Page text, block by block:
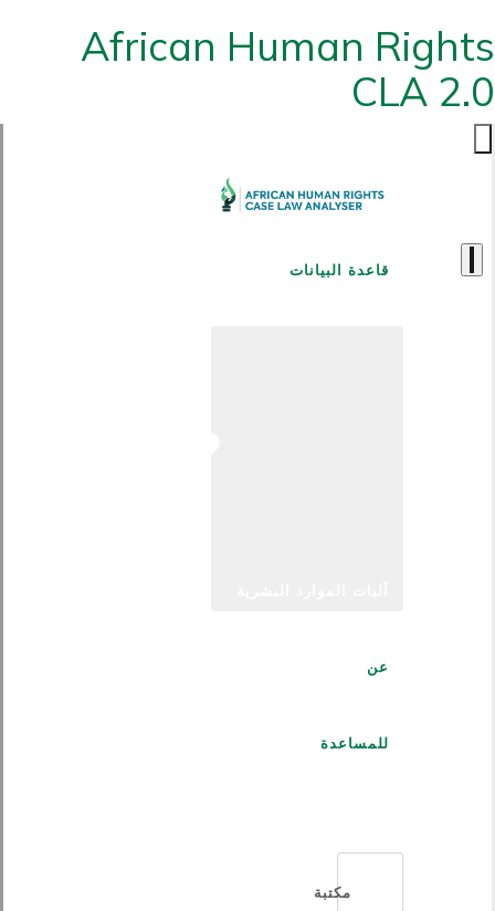
African Human Rights
CLA 2.0
قاعدة البيانات
عن
للمساعدة
مكتبة